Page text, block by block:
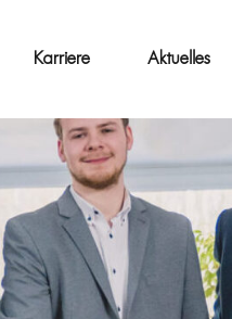
Karriere Aktuelles